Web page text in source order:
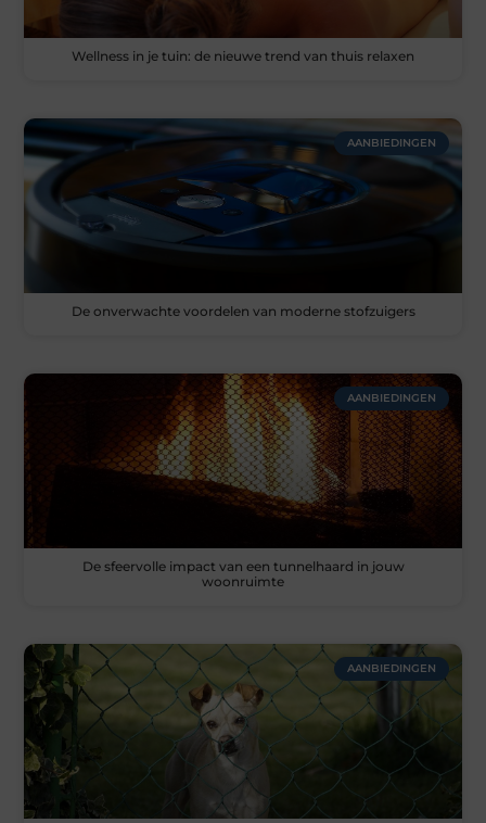
Wellness in je tuin: de nieuwe trend van thuis relaxen
AANBIEDINGEN
De onverwachte voordelen van moderne stofzuigers
AANBIEDINGEN
De sfeervolle impact van een tunnelhaard in jouw
woonruimte
AANBIEDINGEN